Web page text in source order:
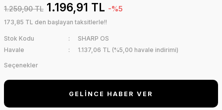
1.259,90 TL 1.196,91 TL -%5
173,85 TL den başlayan taksitlerle!!
Stok Kodu
SHARP OS
Havale
1.137,06 TL (%5,00 havale indirimi)
Seçenekler
GELİNCE HABER VER